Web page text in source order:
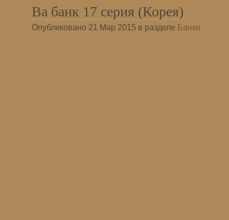
Ва банк 17 серия (Корея)
Опубликовано 21 Мар 2015 в разделе Банки